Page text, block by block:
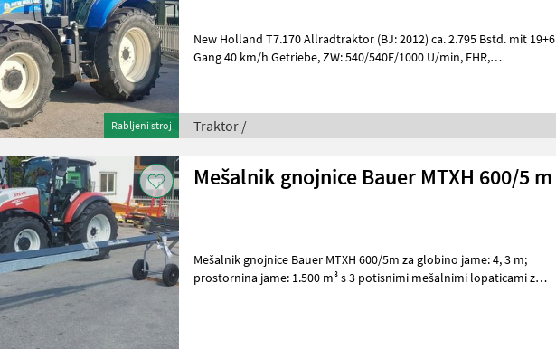
Rabljeni stroj
New Holland T7.170 Allradtraktor (BJ: 2012) ca. 2.795 Bstd. mit 19+6
Gang 40 km/h Getriebe, ZW: 540/540E/1000 U/min, EHR,
Traktor /
Mešalnik gnojnice Bauer MTXH 600/5 m
Mešalnik gnojnice Bauer MTXH 600/5m za globino jame: 4, 3 m;
prostornina jame: 1.500 m³ s 3 potisnimi mešalnimi lopaticami z